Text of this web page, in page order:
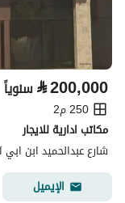
⃁200,000 سنوياً
250 م2
مكاتب ادارية للايجار
شارع عبدالحميد ابن
الإيميل